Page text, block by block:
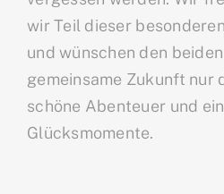
wir Teil dieser
und wünschen den
gemeinsame Zukunft nur
schöne Abenteuer und
Glücksmomente.